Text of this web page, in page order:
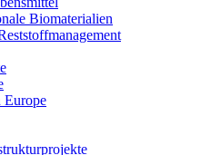
Biomaterialien